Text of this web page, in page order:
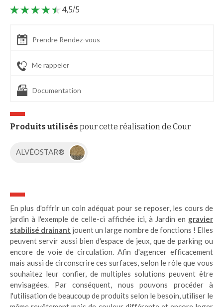
4,5/5
Prendre Rendez-vous
Me rappeler
Documentation
Produits utilisés pour cette réalisation de Cour
ALVÉOSTAR®
En plus d'offrir un coin adéquat pour se reposer, les cours de
jardin à l'exemple de celle-ci affichée ici, à Jardin en gravier
stabilisé drainant jouent un large nombre de fonctions ! Elles
peuvent servir aussi bien d'espace de jeux, que de parking ou
encore de voie de circulation. Afin d'agencer efficacement
mais aussi de circonscrire ces surfaces, selon le rôle que vous
souhaitez leur confier, de multiples solutions peuvent être
envisagées. Par conséquent, nous pouvons procéder à
l'utilisation de beaucoup de produits selon le besoin, utiliser le